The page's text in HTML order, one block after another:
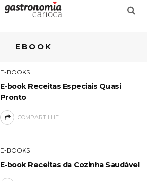
EBOOK
E-BOOKS
E-book Receitas Especiais Quasi
Pronto
COMPARTILHE
E-BOOKS
E-book Receitas da Cozinha Saudável